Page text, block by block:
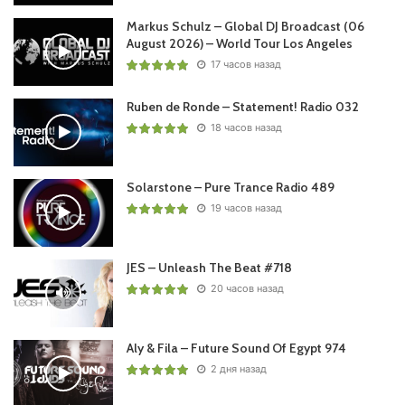
Ваша оценка:
Markus Schulz – Global DJ Broadcast (06
August 2026) – World Tour Los Angeles
17 часов назад
Ruben de Ronde – Statement! Radio 032
18 часов назад
Solarstone – Pure Trance Radio 489
19 часов назад
JES – Unleash The Beat #718
20 часов назад
Aly & Fila – Future Sound Of Egypt 974
2 дня назад